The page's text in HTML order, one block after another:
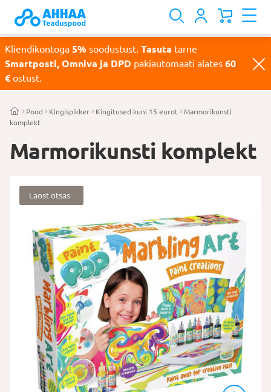
Kliendikontoga 5% soodustust. Tasuta tarne
Smartposti, Omniva ja DPD pakiautomaati alates 60
€ ostust.
Pood Kingispikker Kingitused kuni 15 eurot
Marmorikunsti
komplekt
Marmorikunsti komplekt
Laost otsas